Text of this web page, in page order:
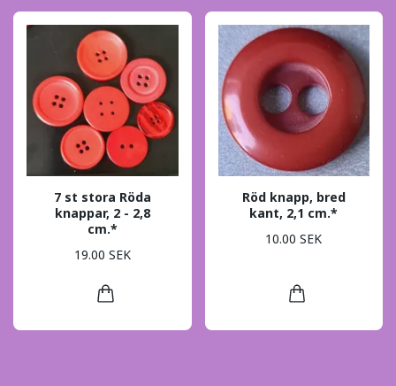
7 st stora Röda
knappar, 2 - 2,8
cm.*
19.00 SEK
Röd knapp, bred
kant, 2,1 cm.*
10.00 SEK